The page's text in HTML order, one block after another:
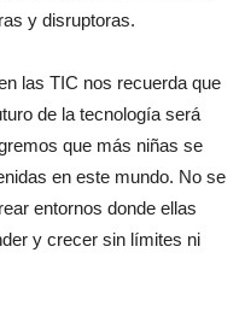
y disruptoras.
las TIC nos recuerda que
de la tecnología será
que más niñas se
en este mundo. No se
entornos donde ellas
y crecer sin límites ni